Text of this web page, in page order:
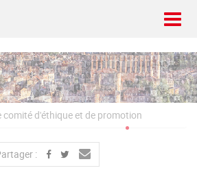
comité d'éthique et de promotion
: